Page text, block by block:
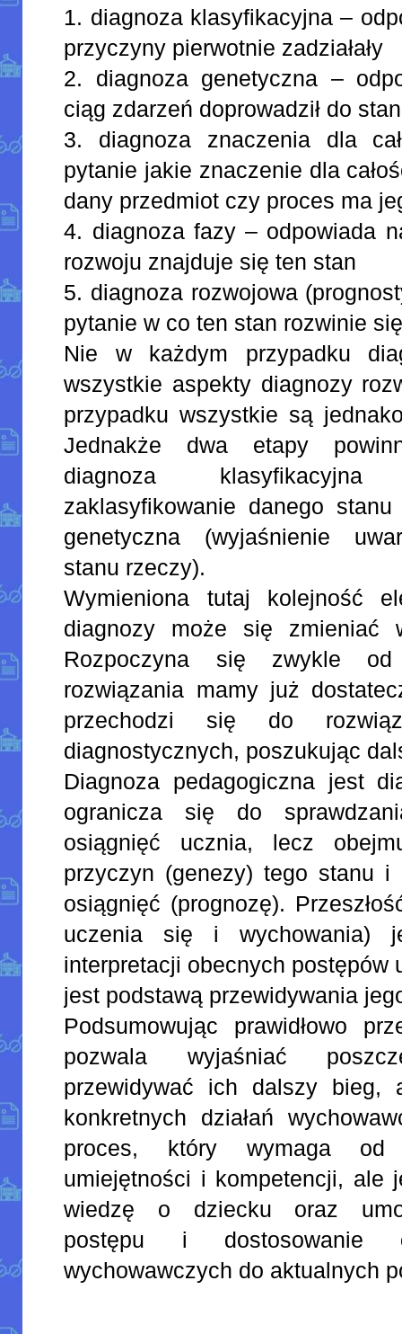
1. diagnoza klasyfikacyjna –
przyczyny pierwotnie zadziałały
2. diagnoza genetyczna –
ciąg zdarzeń doprowadził do
3. diagnoza znaczenia dla
pytanie jakie znaczenie dla
dany przedmiot czy proces ma
4. diagnoza fazy – odpowiada
rozwoju znajduje się ten stan
5. diagnoza rozwojowa
pytanie w co ten stan rozwinie
Nie w każdym przypadku
wszystkie aspekty diagnozy
przypadku wszystkie są
Jednakże dwa etapy
diagnoza
zaklasyfikowanie danego
genetyczna (wyjaśnienie
stanu rzeczy).
Wymieniona tutaj kolejność
diagnozy może się zmieniać
Rozpoczyna się zwykle
rozwiązania mamy już
przechodzi się do
diagnostycznych, poszukując
Diagnoza pedagogiczna jest
ogranicza się do
osiągnięć ucznia, lecz
przyczyn (genezy) tego stanu i
osiągnięć (prognozę).
uczenia się i wychowania)
interpretacji obecnych postępów
jest podstawą przewidywania
Podsumowując prawidłowo
pozwala wyjaśniać
przewidywać ich dalszy bieg,
konkretnych działań
proces, który wymaga od
umiejętności i kompetencji, ale
wiedzę o dziecku oraz
postępu i dostosowanie
wychowawczych do aktualnych